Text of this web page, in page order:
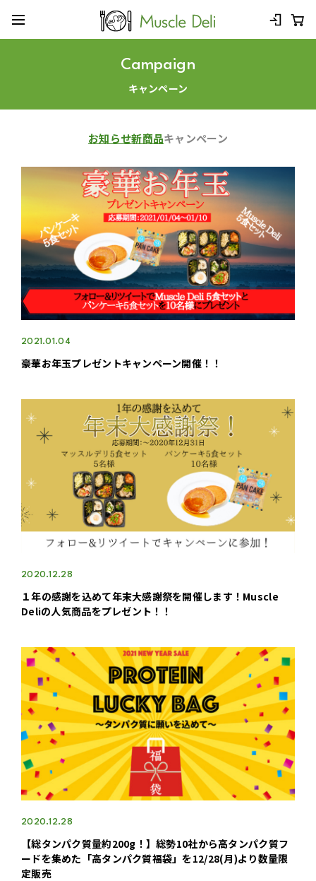
Campaign
キャンペーン
お知らせ新商品キャンペーン
2021.01.04
豪華お年玉プレゼントキャンペーン開催！！
2020.12.28
１年の感謝を込めて年末大感謝祭を開催します！Muscle
Deliの人気商品をプレゼント！！
2020.12.28
【総タンパク質量約200g！】総勢10社から高タンパク質フ
ードを集めた「高タンパク質福袋」を12/28(月)より数量限
定販売